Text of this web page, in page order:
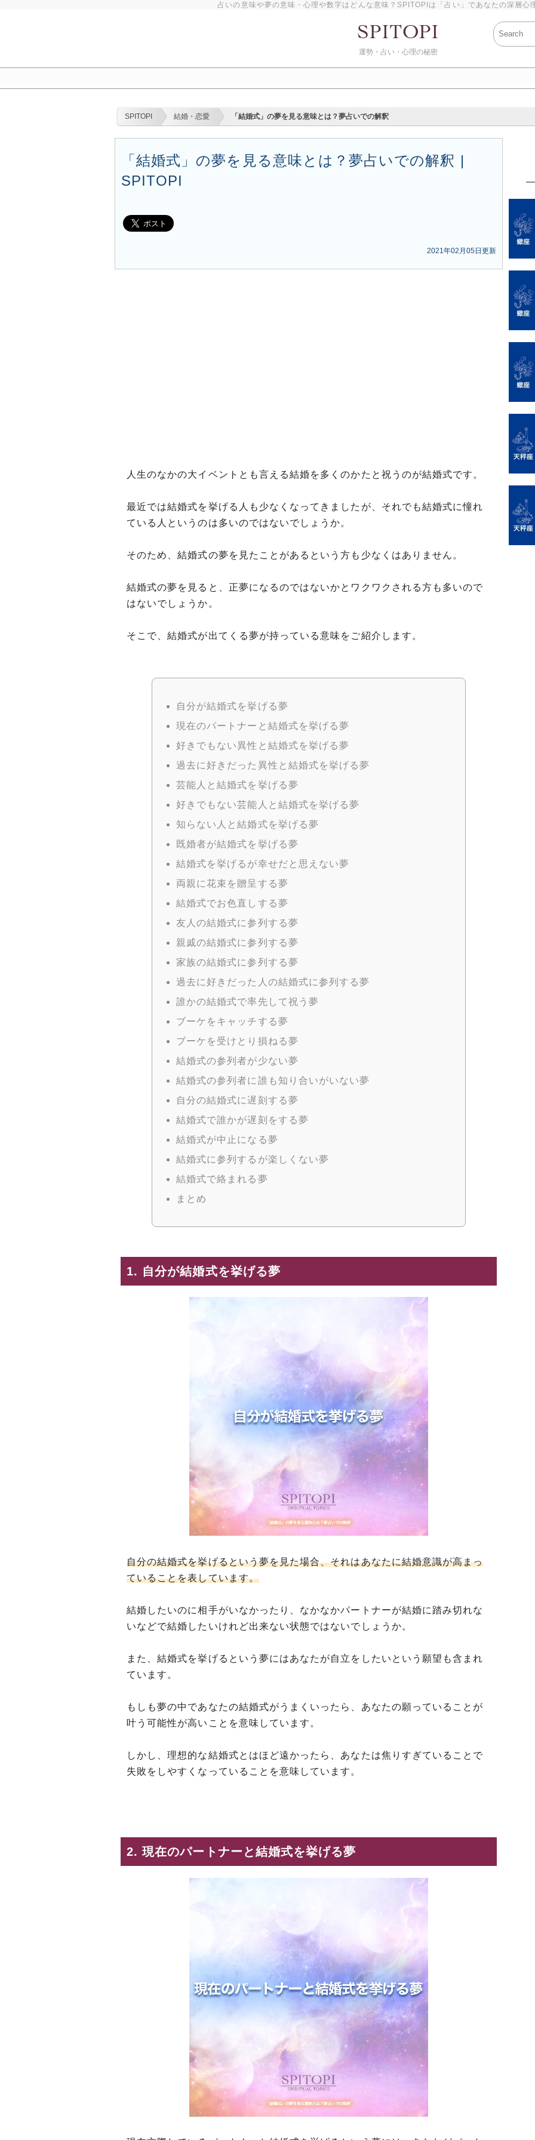
占いの意味や夢の意味・心理や数字はどんな意味？SPITOPIは「占い」であなたの深層心
運勢・占い・心理の秘密
SPITOPI 結婚・恋愛 「結婚式」の夢を見る意味とは？夢占いでの解釈
「結婚式」の夢を見る意味とは？夢占いでの解釈 |
SPITOPI
2021年02月05日更新
人生のなかの大イベントとも言える結婚を多くのかたと祝うのが結婚式です。
最近では結婚式を挙げる人も少なくなってきましたが、それでも結婚式に憧れ
ている人というのは多いのではないでしょうか。
そのため、結婚式の夢を見たことがあるという方も少なくはありません。
結婚式の夢を見ると、正夢になるのではないかとワクワクされる方も多いので
はないでしょうか。
そこで、結婚式が出てくる夢が持っている意味をご紹介します。
自分が結婚式を挙げる夢
現在のパートナーと結婚式を挙げる夢
好きでもない異性と結婚式を挙げる夢
過去に好きだった異性と結婚式を挙げる夢
芸能人と結婚式を挙げる夢
好きでもない芸能人と結婚式を挙げる夢
知らない人と結婚式を挙げる夢
既婚者が結婚式を挙げる夢
結婚式を挙げるが幸せだと思えない夢
両親に花束を贈呈する夢
結婚式でお色直しする夢
友人の結婚式に参列する夢
親戚の結婚式に参列する夢
家族の結婚式に参列する夢
過去に好きだった人の結婚式に参列する夢
誰かの結婚式で率先して祝う夢
ブーケをキャッチする夢
ブーケを受けとり損ねる夢
結婚式の参列者が少ない夢
結婚式の参列者に誰も知り合いがいない夢
自分の結婚式に遅刻する夢
結婚式で誰かが遅刻をする夢
結婚式が中止になる夢
結婚式に参列するが楽しくない夢
結婚式で絡まれる夢
まとめ
1. 自分が結婚式を挙げる夢
自分の結婚式を挙げるという夢を見た場合、それはあなたに結婚意識が高まっ
ていることを表しています。
結婚したいのに相手がいなかったり、なかなかパートナーが結婚に踏み切れな
いなどで結婚したいけれど出来ない状態ではないでしょうか。
また、結婚式を挙げるという夢にはあなたが自立をしたいという願望も含まれ
ています。
もしも夢の中であなたの結婚式がうまくいったら、あなたの願っていることが
叶う可能性が高いことを意味しています。
しかし、理想的な結婚式とはほど遠かったら、あなたは焦りすぎていることで
失敗をしやすくなっていることを意味しています。
2. 現在のパートナーと結婚式を挙げる夢